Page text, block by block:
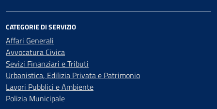
CATEGORIE DI SERVIZIO
Affari Generali
Avvocatura Civica
Sevizi Finanziari e Tributi
Urbanistica, Edilizia Privata e Patrimonio
Lavori Pubblici e Ambiente
Polizia Municipale